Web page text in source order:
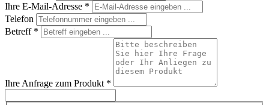
Ihre E-Mail-Adresse *
Telefon
Betreff *
Ihre Anfrage zum Produkt *